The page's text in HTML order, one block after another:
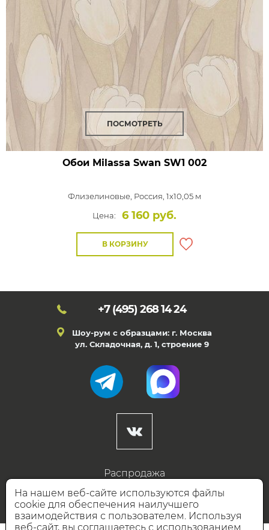
ПОСМОТРЕТЬ
Обои Milassa Swan SW1 002
Флизелиновые, Россия, 1x10,05 м
Цена:
6 160 руб.
В КОРЗИНУ
+7 (495) 268 14 24
Шоу-рум с образцами: г. Москва
ул. Складочная, д. 1, строение 9
Распродажа
Готовые дизайны
Дизайнерам
На нашем веб-сайте используются файлы
cookie для обеспечения наилучшего
взаимодействия с пользователем. Используя
веб-сайт, вы соглашаетесь с использованием